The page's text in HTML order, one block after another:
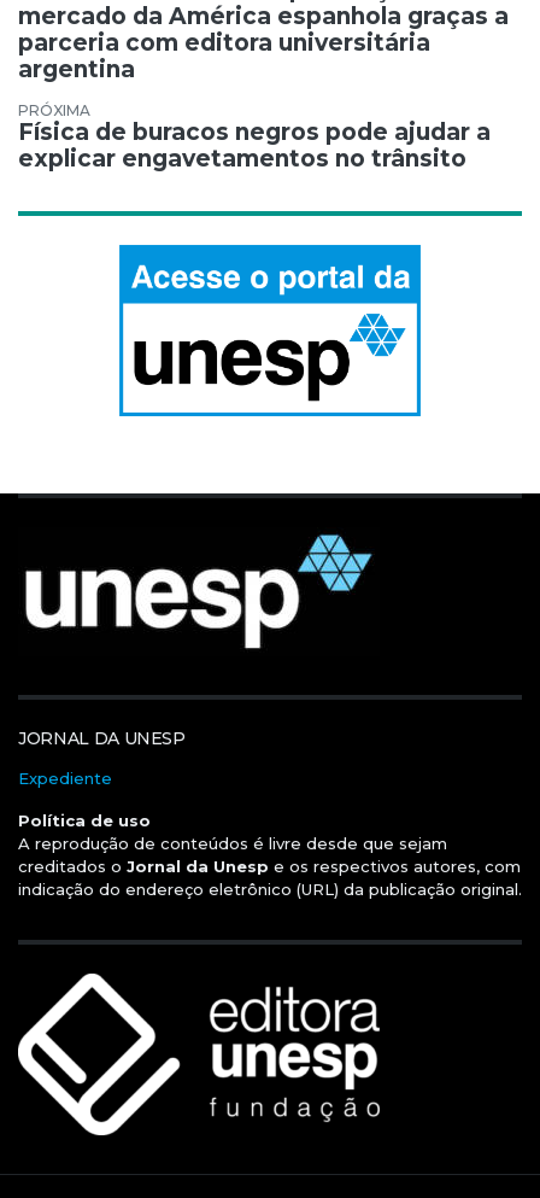
mercado da América espanhola graças a
parceria com editora universitária
argentina
Física de buracos negros pode ajudar a
explicar engavetamentos no trânsito
JORNAL DA UNESP
Expediente
Política de uso
A reprodução de conteúdos é livre desde que sejam
creditados o Jornal da Unesp e os respectivos autores, com
indicação do endereço eletrônico (URL) da publicação original.